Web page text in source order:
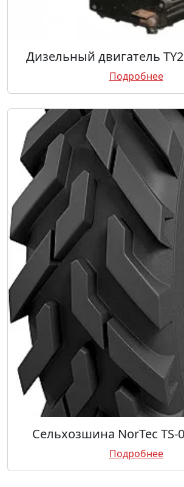
Дизельный двигатель
Подробнее
Сельхозшина NorTec TS-
Подробнее